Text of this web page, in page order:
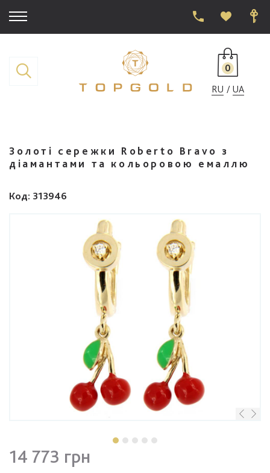
0
RU
UA
Золоті сережки Roberto Bravo з
діамантами та кольоровою емаллю
Код: 313946
14 773 грн